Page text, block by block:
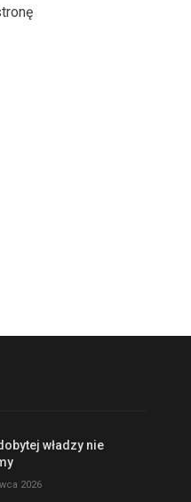
władzy nie
2026